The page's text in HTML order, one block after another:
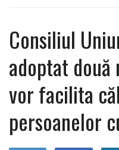
Consiliul
adoptat
vor facilita
persoanelor